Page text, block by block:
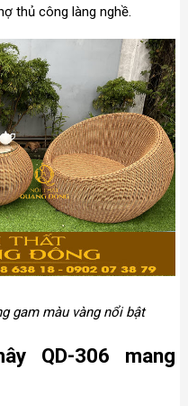
thủ công làng nghề.
gam màu vàng nổi bật
QD-306 mang